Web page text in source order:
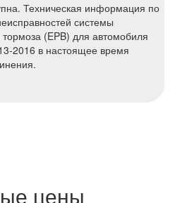
Техническая информация по
системы
тормоза (EPB) для автомобиля
2016 в настоящее время
цены